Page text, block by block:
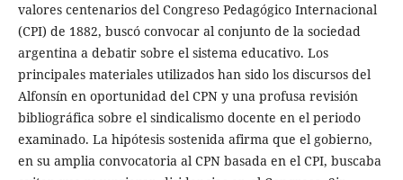
valores centenarios del Congreso Pedagógico Internacional
(CPI) de 1882, buscó convocar al conjunto de la sociedad
argentina a debatir sobre el sistema educativo. Los
principales materiales utilizados han sido los discursos del
Alfonsín en oportunidad del CPN y una profusa revisión
bibliográfica sobre el sindicalismo docente en el periodo
examinado. La hipótesis sostenida afirma que el gobierno,
en su amplia convocatoria al CPN basada en el CPI, buscaba